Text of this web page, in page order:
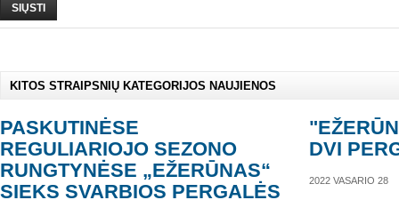
SIŲSTI
KITOS STRAIPSNIŲ KATEGORIJOS NAUJIENOS
PASKUTINĖSE
REGULIARIOJO SEZONO
RUNGTYNĖSE „EŽERŪNAS“
SIEKS SVARBIOS PERGALĖS
DVI
2022 VASARIO 28